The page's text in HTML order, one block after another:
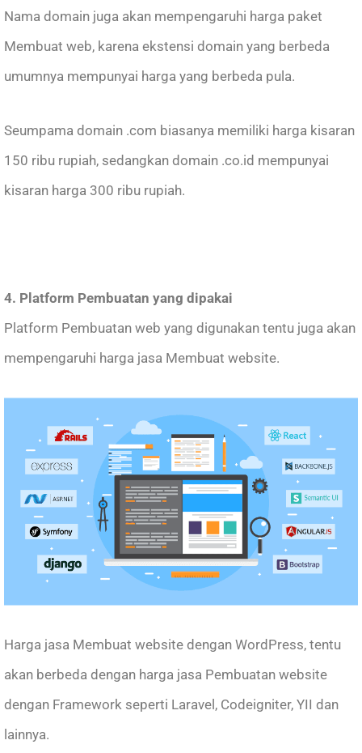
Nama domain juga akan mempengaruhi harga paket
Membuat web, karena ekstensi domain yang berbeda
umumnya mempunyai harga yang berbeda pula.
Seumpama domain .com biasanya memiliki harga kisaran
150 ribu rupiah, sedangkan domain .co.id mempunyai
kisaran harga 300 ribu rupiah.
4. Platform Pembuatan yang dipakai
Platform Pembuatan web yang digunakan tentu juga akan
mempengaruhi harga jasa Membuat website.
Harga jasa Membuat website dengan WordPress, tentu
akan berbeda dengan harga jasa Pembuatan website
dengan Framework seperti Laravel, Codeigniter, YII dan
lainnya.